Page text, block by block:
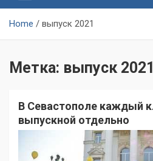
Home выпуск 2021
Метка: выпуск 2021
В Севастополе каждый
выпускной отдельно